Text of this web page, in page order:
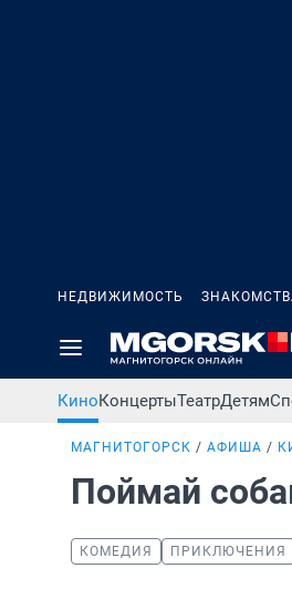
НЕДВИЖИМОСТЬ
КиноКонцертыТеатрДетям
МАГНИТОГОРСК АФИША
Поймай
КОМЕДИЯ ПРИКЛЮЧЕНИЯ